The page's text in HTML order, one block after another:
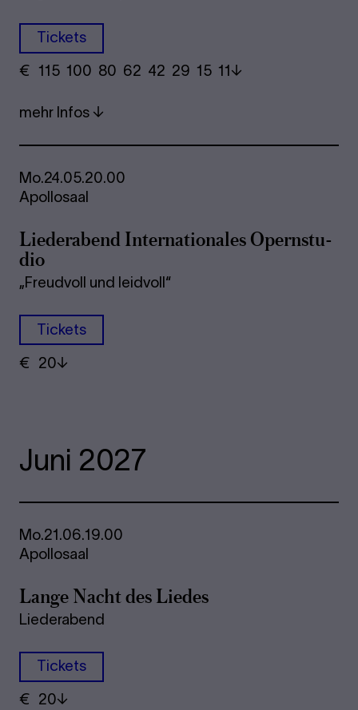
Tickets
€ ​ 115 100 80​ 62 42 29​ 15 11
mehr Infos
Mo.24.05.20.00
Apollosaal
Lie­der­abend In­ter­na­tio­na­les Opern­stu­
dio
„Freudvoll und leidvoll“
Tickets
€ ​ 20
Juni 2027
Mo.21.06.19.00
Apollosaal
Lange Nacht des Lie­des
Liederabend
Tickets
€ ​ 20